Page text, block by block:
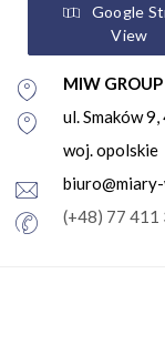
Google
View
MIW
ul. Smaków
woj. opolskie
(+48) 77 411